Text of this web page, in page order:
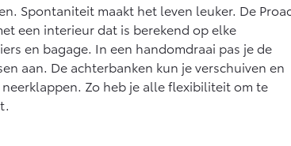
Spontaniteit maakt het leven leuker. De
een interieur dat is berekend op elke
en bagage. In een handomdraai pas je de
aan. De achterbanken kun je verschuiven en
Zo heb je alle flexibiliteit om te